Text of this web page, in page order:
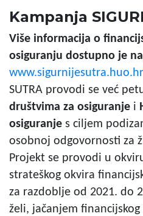
Kampanja
Više informacija o
osiguranju dostupno je
www.sigurnijesutra.huo.hr
SUTRA provodi se već
društvima za osiguranje i
osiguranje s ciljem
osobnoj odgovornosti za
Projekt se provodi u
strateškog okvira
za razdoblje od 2021. do
želi, jačanjem